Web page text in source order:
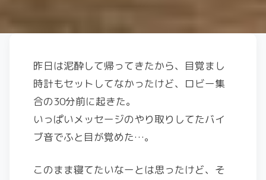
昨日は泥酔して帰ってきたから、目覚まし
時計もセットしてなかったけど、ロビー集
合の30分前に起きた。
いっぱいメッセージのやり取りしてたバイ
ブ音でふと目が覚めた…。
このまま寝てたいなーとは思ったけど、そ